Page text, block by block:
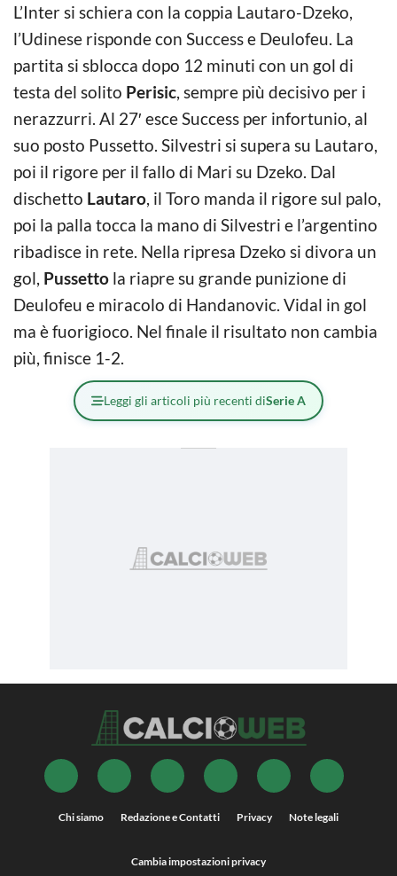
L’Inter si schiera con la coppia Lautaro-Dzeko,
l’Udinese risponde con Success e Deulofeu. La
partita si sblocca dopo 12 minuti con un gol di
testa del solito Perisic, sempre più decisivo per i
nerazzurri. Al 27′ esce Success per infortunio, al
suo posto Pussetto. Silvestri si supera su Lautaro,
poi il rigore per il fallo di Mari su Dzeko. Dal
dischetto Lautaro, il Toro manda il rigore sul palo,
poi la palla tocca la mano di Silvestri e l’argentino
ribadisce in rete. Nella ripresa Dzeko si divora un
gol, Pussetto la riapre su grande punizione di
Deulofeu e miracolo di Handanovic. Vidal in gol
ma è fuorigioco. Nel finale il risultato non cambia
più, finisce 1-2.
Leggi gli articoli più recenti diSerie A
Chi siamo Redazione e Contatti Privacy Note legali
Cambia impostazioni privacy